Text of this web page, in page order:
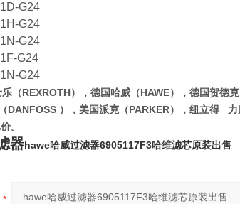
G24
G24
G24
G24
G24
（REXROTH），德国哈威（HAWE），德国贺德
（DANFOSS ），美国派克（PARKER），纽立得
。
器hawe哈威过滤器6905117F3哈维滤芯原装出售